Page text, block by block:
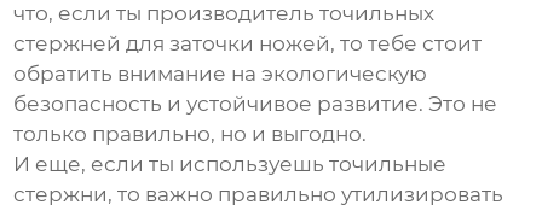
что, если ты производительточильных
стержней для заточки ножей, то тебе стоит
обратить внимание на экологическую
безопасность и устойчивое развитие. Это не
только правильно, но и выгодно.
И еще, если ты используешь точильные
стержни, то важно правильно утилизировать